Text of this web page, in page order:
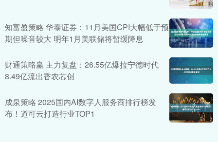
知富盈策略 华泰证券：11月美国CPI大幅低于预
期但噪音较大 明年1月美联储将暂缓降息
财通策略赢 主力复盘：26.55亿爆拉宁德时代
8.49亿流出香农芯创
成泉策略 2025国内AI数字人服务商排行榜发
布！道可云打造行业TOP1